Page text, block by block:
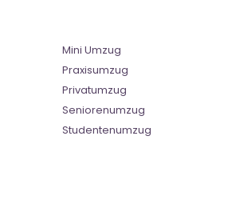
Mini Umzug
Praxisumzug
Privatumzug
Seniorenumzug
Studentenumzug